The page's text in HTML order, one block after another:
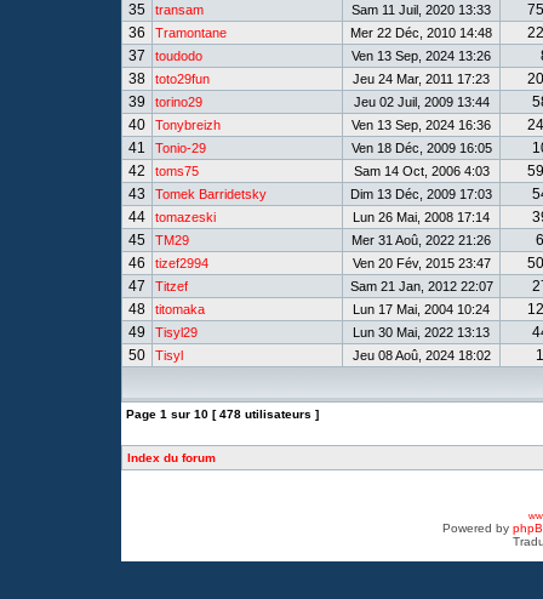
35
transam Sam 11 Juil, 2020 13:33
36
Tramontane Mer 22 Déc, 2010 14:48
37
toudodo Ven 13 Sep, 2024 13:26
38
toto29fun Jeu 24 Mar, 2011 17:23
39
torino29 Jeu 02 Juil, 2009 13:44
40
Tonybreizh Ven 13 Sep, 2024 16:36
41
Tonio-29 Ven 18 Déc, 2009 16:05
42
toms75 Sam 14 Oct, 2006 4:03
43
Tomek Barridetsky Dim 13 Déc, 2009 17:03
44
tomazeski Lun 26 Mai, 2008 17:14
45
TM29 Mer 31 Aoû, 2022 21:26
46
tizef2994 Ven 20 Fév, 2015 23:47
47
Titzef Sam 21 Jan, 2012 22:07
48
titomaka Lun 17 Mai, 2004 10:24
49
Tisyl29 Lun 30 Mai, 2022 13:13
50
Tisyl Jeu 08 Aoû, 2024 18:02
Page 1 sur 10 [ 478 utilisateurs ]
Index du forum
Powered by